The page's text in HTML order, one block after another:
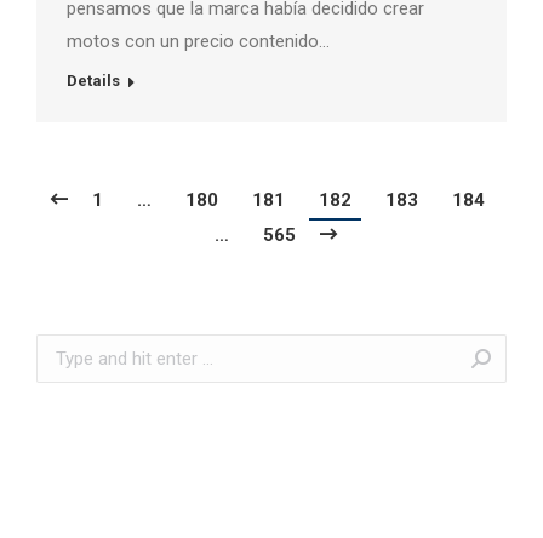
pensamos que la marca había decidido crear
motos con un precio contenido…
Details
1 … 180 181 182 183
184
…
565
Search: